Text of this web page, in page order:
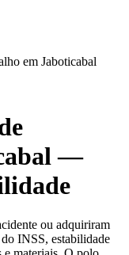
em Jaboticabal
—
ou adquiriram
INSS, estabilidade